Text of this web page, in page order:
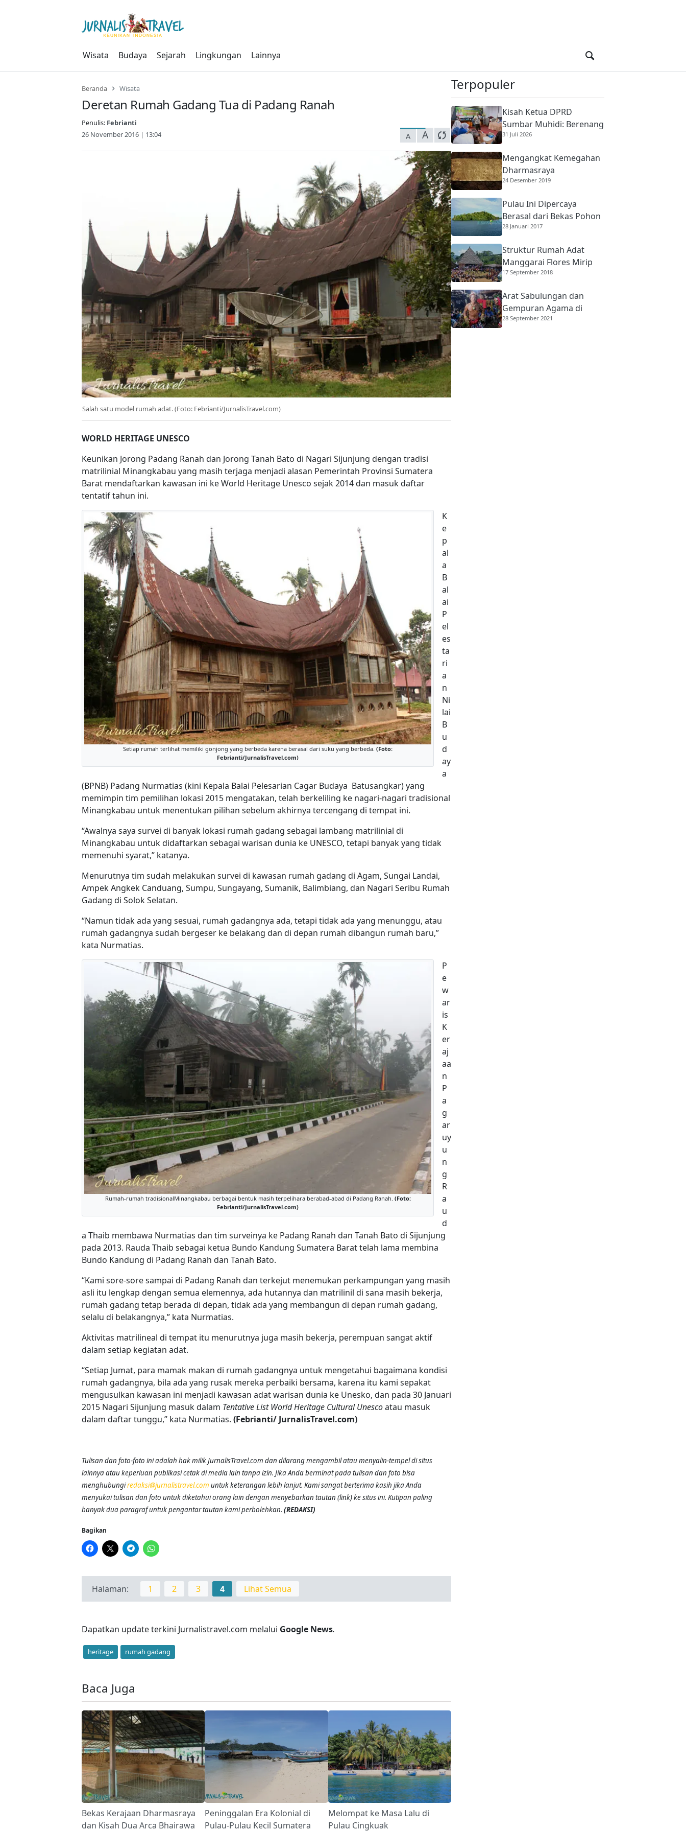
Wisata Budaya Sejarah Lingkungan Lainnya
Beranda Wisata
Deretan Rumah Gadang Tua di Padang Ranah
Penulis: Febrianti
26 November 2016 | 13:04
A A
Salah satu model rumah adat. (Foto: Febrianti/JurnalisTravel.com)
WORLD HERITAGE UNESCO
Keunikan Jorong Padang Ranah dan Jorong Tanah Bato di Nagari Sijunjung dengan tradisi
matrilinial Minangkabau yang masih terjaga menjadi alasan Pemerintah Provinsi Sumatera
Barat mendaftarkan kawasan ini ke World Heritage Unesco sejak 2014 dan masuk daftar
tentatif tahun ini.
Setiap rumah terlihat memiliki gonjong yang berbeda karena berasal dari suku yang berbeda. (Foto:
Febrianti/JurnalisTravel.com)
K
e
p
al
a
B
al
ai
P
el
es
ta
ri
a
n
Ni
lai
B
u
d
ay
a
(BPNB) Padang Nurmatias (kini Kepala Balai Pelesarian Cagar Budaya Batusangkar) yang
memimpin tim pemilihan lokasi 2015 mengatakan, telah berkeliling ke nagari-nagari tradisional
Minangkabau untuk menentukan pilihan sebelum akhirnya tercengang di tempat ini.
“Awalnya saya survei di banyak lokasi rumah gadang sebagai lambang matrilinial di
Minangkabau untuk didaftarkan sebagai warisan dunia ke UNESCO, tetapi banyak yang tidak
memenuhi syarat,” katanya.
Menurutnya tim sudah melakukan survei di kawasan rumah gadang di Agam, Sungai Landai,
Ampek Angkek Canduang, Sumpu, Sungayang, Sumanik, Balimbiang, dan Nagari Seribu Rumah
Gadang di Solok Selatan.
“Namun tidak ada yang sesuai, rumah gadangnya ada, tetapi tidak ada yang menunggu, atau
rumah gadangnya sudah bergeser ke belakang dan di depan rumah dibangun rumah baru,”
kata Nurmatias.
Rumah-rumah tradisionalMinangkabau berbagai bentuk masih terpelihara berabad-abad di Padang Ranah. (Foto:
Febrianti/JurnalisTravel.com)
P
e
w
ar
is
K
er
aj
aa
n
P
a
g
ar
uy
u
n
g
R
a
u
d
a Thaib membawa Nurmatias dan tim surveinya ke Padang Ranah dan Tanah Bato di Sijunjung
pada 2013. Rauda Thaib sebagai ketua Bundo Kandung Sumatera Barat telah lama membina
Bundo Kandung di Padang Ranah dan Tanah Bato.
“Kami sore-sore sampai di Padang Ranah dan terkejut menemukan perkampungan yang masih
asli itu lengkap dengan semua elemennya, ada hutannya dan matrilinil di sana masih bekerja,
rumah gadang tetap berada di depan, tidak ada yang membangun di depan rumah gadang,
selalu di belakangnya,” kata Nurmatias.
Aktivitas matrilineal di tempat itu menurutnya juga masih bekerja, perempuan sangat aktif
dalam setiap kegiatan adat.
“Setiap Jumat, para mamak makan di rumah gadangnya untuk mengetahui bagaimana kondisi
rumah gadangnya, bila ada yang rusak mereka perbaiki bersama, karena itu kami sepakat
mengusulkan kawasan ini menjadi kawasan adat warisan dunia ke Unesko, dan pada 30 Januari
2015 Nagari Sijunjung masuk dalam Tentative List World Heritage Cultural Unescoatau masuk
dalam daftar tunggu,” kata Nurmatias. (Febrianti/ JurnalisTravel.com)
Tulisan dan foto-foto ini adalah hak milik JurnalisTravel.com dan dilarang mengambil atau menyalin-tempel di situs
lainnya atau keperluan publikasi cetak di media lain tanpa izin. Jika Anda berminat pada tulisan dan foto bisa
menghubungiredaksi@jurnalistravel.com untuk keterangan lebih lanjut. Kami sangat berterima kasih jika Anda
menyukai tulisan dan foto untuk diketahui orang lain dengan menyebarkan tautan (link) ke situs ini. Kutipan paling
banyak dua paragraf untuk pengantar tautan kami perbolehkan. (REDAKSI)
Bagikan
Halaman: 1 2 3 4 Lihat Semua
Dapatkan update terkini Jurnalistravel.com melalui Google News.
heritage rumah gadang
Baca Juga
Bekas Kerajaan Dharmasraya
dan Kisah Dua Arca Bhairawa
Peninggalan Era Kolonial di
Pulau-Pulau Kecil Sumatera
Melompat ke Masa Lalu di
Pulau Cingkuak
Terpopuler
Kisah Ketua DPRD
Sumbar Muhidi: Berenang
di Sungai Berbuaya Demi
Orang Tua
31 Juli 2026
Mengangkat Kemegahan
Dharmasraya
24 Desember 2019
Pulau Ini Dipercaya
Berasal dari Bekas Pohon
Raksasa
28 Januari 2017
Struktur Rumah Adat
Manggarai Flores Mirip
Rumah Gadang
17 September 2018
Arat Sabulungan dan
Gempuran Agama di
Mentawai
28 September 2021